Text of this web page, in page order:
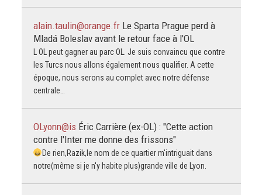
alain.taulin@orange.fr Le Sparta Prague perd à
Mladá Boleslav avant le retour face à l'OL
L OL peut gagner au parc OL. Je suis convaincu que contre
les Turcs nous allons également nous qualifier. A cette
époque, nous serons au complet avec notre défense
centrale…
OLyonn@is Éric Carrière (ex-OL) : "Cette action
contre l'Inter me donne des frissons"
De rien,Razik,le nom de ce quartier m'intriguait dans
notre(même si je n'y habite plus)grande ville de Lyon.